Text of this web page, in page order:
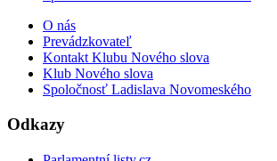
O nás
Prevádzkovateľ
Kontakt Klubu Nového slova
Klub Nového slova
Spoločnosť Ladislava Novomeského
Odkazy